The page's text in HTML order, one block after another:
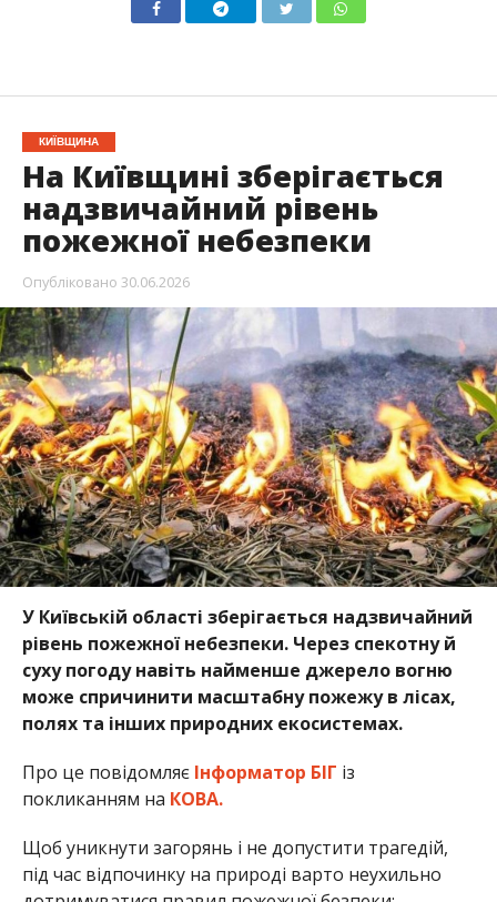
КИЇВЩИНА
На Київщині зберігається
надзвичайний рівень
пожежної небезпеки
Опубліковано 30.06.2026
У Київській області зберігається надзвичайний
рівень пожежної небезпеки. Через спекотну й
суху погоду навіть найменше джерело вогню
може спричинити масштабну пожежу в лісах,
полях та інших природних екосистемах.
Про це повідомляє Інформатор БІГ із
покликанням на КОВА.
Щоб уникнути загорянь і не допустити трагедій,
під час відпочинку на природі варто неухильно